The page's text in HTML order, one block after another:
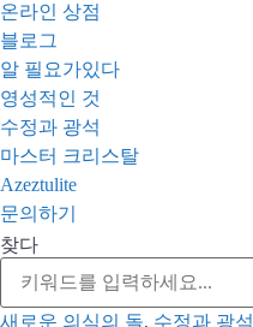
온라인 상점
블로그
알 필요가있다
영성적인 것
수정과 광석
마스터 크리스탈
Azeztulite
문의하기
찾다
새로운 의식의 돌, 수정과 광석